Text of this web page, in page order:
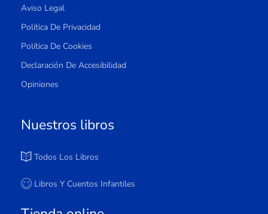
Aviso Legal
Política De Privacidad
Política De Cookies
Declaración De Accesibilidad
Opiniones
Nuestros libros
Todos Los Libros
Libros Y Cuentos Infantiles